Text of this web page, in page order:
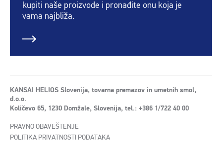
kupiti naše proizvode i pronađite onu koja je
vama najbliža.
KANSAI HELIOS Slovenija, tovarna premazov in umetnih smol,
d.o.o.
Količevo 65, 1230 Domžale, Slovenija, tel.: +386 1/722 40 00
PRAVNO OBAVEŠTENJE
POLITIKA PRIVATNOSTI PODATAKA